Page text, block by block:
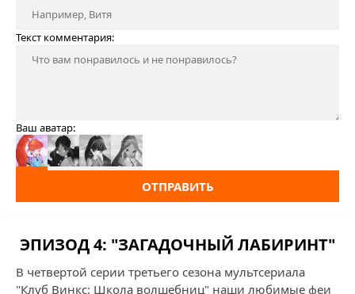
Текст комментария:
Ваш аватар:
ОТПРАВИТЬ
ЭПИЗОД 4: "ЗАГАДОЧНЫЙ ЛАБИРИНТ"
В четвертой серии третьего сезона мультсериала
"Клуб Винкс: Школа волшебниц" наши любимые феи